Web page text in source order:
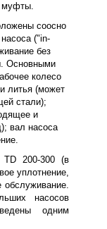
соосно
("in-
без
Основными
колесо
литья (может
стали);
и
вал насоса
TD 200-300 (в
уплотнение,
обслуживание.
насосов
одним